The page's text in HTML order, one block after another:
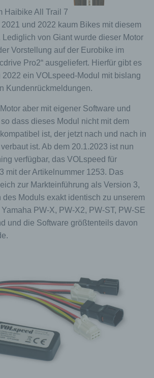
Haibike All Trail 7
und 2022 kaum Bikes mit diesem
Lediglich von Giant wurde dieser Motor
Vorstellung auf der Eurobike im
Pro2“ ausgeliefert. Hierfür gibt es
2022 ein VOLspeed-Modul mit bislang
Kundenrückmeldungen.
aber mit eigener Software und
dass dieses Modul nicht mit dem
ist, der jetzt nach und nach in
ist. Ab dem 20.1.2023 ist nun
verfügbar, das VOLspeed für
mit der Artikelnummer 1253. Das
zur Markteinführung als Version 3,
Moduls exakt identisch zu unserem
PW-X, PW-X2, PW-ST, PW-SE
und die Software größtenteils davon